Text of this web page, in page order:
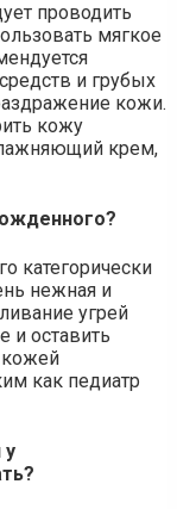
проводить
мягкое
и грубых
кожи.
кожу
крем,
категорически
нежная и
угрей
и оставить
кожей
как педиатр
у